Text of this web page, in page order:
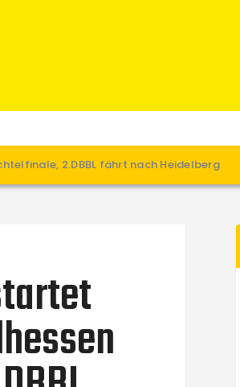
2.DBBL fährt nach Heidelberg